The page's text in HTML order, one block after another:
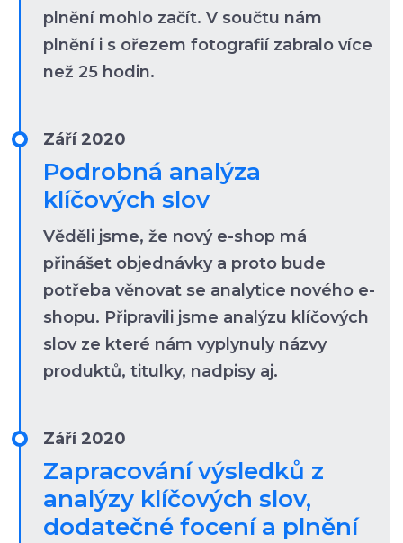
plnění mohlo začít. V součtu nám
plnění i s ořezem fotografií zabralo více
než 25 hodin.
Září 2020
Podrobná analýza
klíčových slov
Věděli jsme, že nový e-shop má
přinášet objednávky a proto bude
potřeba věnovat se analytice nového e-
shopu. Připravili jsme analýzu klíčových
slov ze které nám vyplynuly názvy
produktů, titulky, nadpisy aj.
Září 2020
Zapracování výsledků z
analýzy klíčových slov,
dodatečné focení a plnění